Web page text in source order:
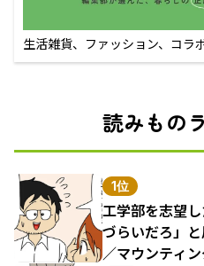
生活雑貨、ファッション、コ
えるECサイト
読みもの
1位
工学部を志望
づらいだろ」
／マウンティ